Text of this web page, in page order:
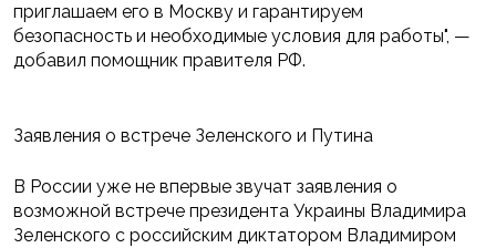
приглашаем его в Москву и гарантируем
безопасность и необходимые условия для работы", —
добавил помощник правителя РФ.
Заявления о встрече Зеленского и Путина
В России уже не впервые звучат заявления о
возможной встрече президента Украины Владимира
Зеленского с российским диктатором Владимиром